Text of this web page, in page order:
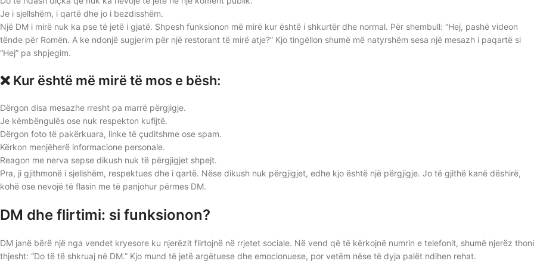
Je i sjellshëm, i qartë dhe jo i bezdisshëm.
Një DM i mirë nuk ka pse të jetë i gjatë. Shpesh funksionon më mirë kur është i shkurtër dhe normal. Për shembull: “Hej, pashë videon
tënde për Romën. A ke ndonjë sugjerim për një restorant të mirë atje?” Kjo tingëllon shumë më natyrshëm sesa një mesazh i paqartë si
“Hej” pa shpjegim.
❌ Kur është më mirë të mos e bësh:
Dërgon disa mesazhe rresht pa marrë përgjigje.
Je këmbëngulës ose nuk respekton kufijtë.
Dërgon foto të pakërkuara, linke të çuditshme ose spam.
Kërkon menjëherë informacione personale.
Reagon me nerva sepse dikush nuk të përgjigjet shpejt.
Pra, ji gjithmonë i sjellshëm, respektues dhe i qartë. Nëse dikush nuk përgjigjet, edhe kjo është një përgjigje. Jo të gjithë kanë dëshirë,
kohë ose nevojë të flasin me të panjohur përmes DM.
DM dhe flirtimi: si funksionon?
DM janë bërë një nga vendet kryesore ku njerëzit flirtojnë në rrjetet sociale. Në vend që të kërkojnë numrin e telefonit, shumë njerëz
thjesht: “Do të të shkruaj në DM.” Kjo mund të jetë argëtuese dhe emocionuese, por vetëm nëse të dyja palët ndihen rehat.